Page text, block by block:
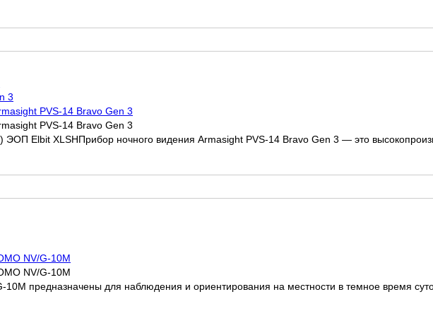
PVS-14 Bravo Gen 3
PVS-14 Bravo Gen 3
ЭОП Elbit XLSHПрибор ночного видения Armasight PVS-14 Bravo Gen 3 — это
NV/G-10M
NV/G-10M
10M предназначены для наблюдения и ориентирования на местности в темное время